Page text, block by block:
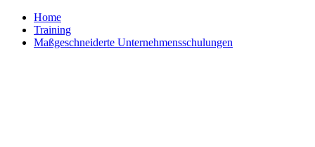
Home
Training
Maßgeschneiderte Unternehmensschulungen